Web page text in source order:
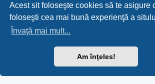
Acest sit foloseşte cookies să te asigure
foloseşti cea mai bună experienţă a
Învaţă mai mult...
Am înţeles!